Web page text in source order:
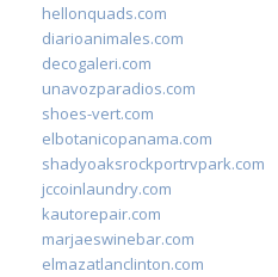
hellonquads.com
diarioanimales.com
decogaleri.com
unavozparadios.com
shoes-vert.com
elbotanicopanama.com
shadyoaksrockportrvpark.com
jccoinlaundry.com
kautorepair.com
marjaeswinebar.com
elmazatlanclinton.com